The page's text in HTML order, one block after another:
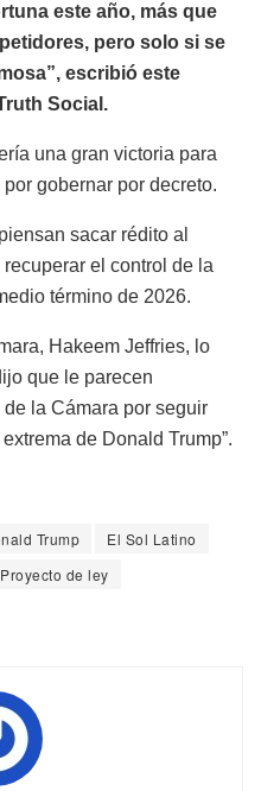
este año, más que
pero solo si se
escribió este
Social.
una gran victoria para
gobernar por decreto.
sacar rédito al
el control de la
término de 2026.
Hakeem Jeffries, lo
que le parecen
la Cámara por seguir
de Donald Trump”.
Trump
El Sol Latino
Proyecto de ley